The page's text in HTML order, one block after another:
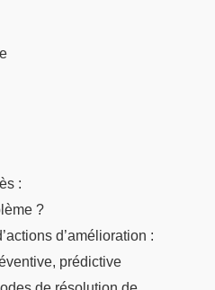
:
?
d’amélioration :
prédictive